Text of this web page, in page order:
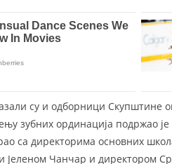
су и одборници Скупштине
зубних ординација подржао
са директорима основних
Чанчар и директором